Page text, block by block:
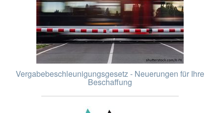
Vergabebeschleunigungsgesetz - Neuerungen für Ihre
Beschaffung